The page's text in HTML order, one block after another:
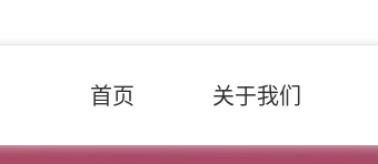
首页 关于我们